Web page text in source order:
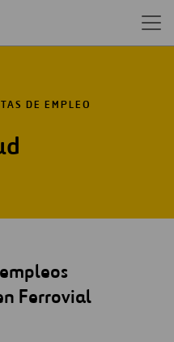
DE EMPLEO
Ferrovial